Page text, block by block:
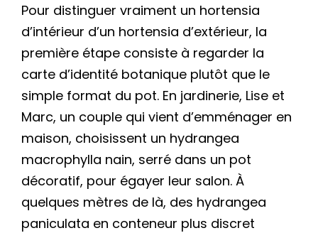
Pour distinguer vraiment un hortensia
d’intérieur d’un hortensia d’extérieur, la
première étape consiste à regarder la
carte d’identité botanique plutôt que le
simple format du pot. En jardinerie, Lise et
Marc, un couple qui vient d’emménager en
maison, choisissent un hydrangea
macrophylla nain, serré dans un pot
décoratif, pour égayer leur salon. À
quelques mètres de là, des hydrangea
paniculata en conteneur plus discret